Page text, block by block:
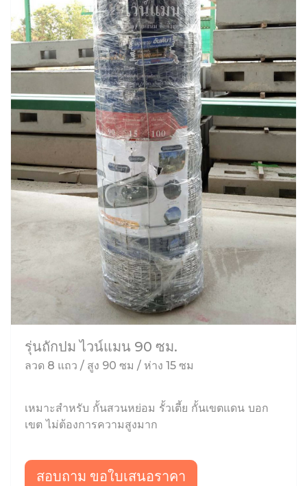
รุ่นถักปม ไวน์แมน 90 ซม.
ลวด 8 แถว / สูง 90 ซม / ห่าง 15 ซม
เหมาะสำหรับ กั้นสวนหย่อม รั้วเตี้ย กั้นเขตแดน บอก
เขต ไม่ต้องการความสูงมาก
สอบถาม ขอใบเสนอราคา